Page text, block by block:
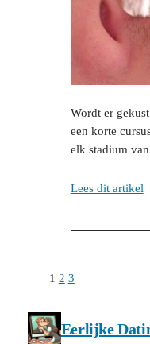
Wordt er
een korte
elk stadium
Lees dit artikel
1 2 3
Eerlijke